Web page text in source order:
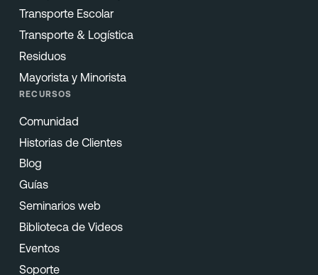
Transporte Escolar
Transporte & Logística
Residuos
Mayorista y Minorista
RECURSOS
Comunidad
Historias de Clientes
Blog
Guías
Seminarios web
Biblioteca de Videos
Eventos
Soporte